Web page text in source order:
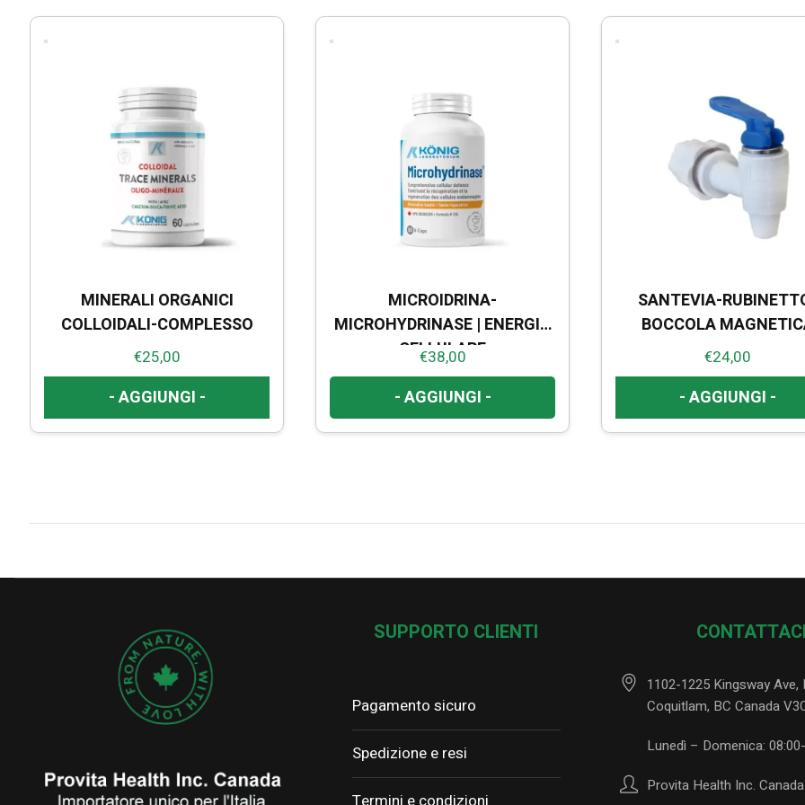
MINERALI ORGANICI
COLLOIDALI-COMPLESSO
€25,00
- AGGIUNGI -
MICROIDRINA-
MICROHYDRINASE | ENERGIA
CELLULARE
€38,00
- AGGIUNGI -
SANTEVIA-
BOCCOLA
€24,00
- AGGIUNGI -
SUPPORTO CLIENTI
Pagamento sicuro
Spedizione e resi
1102-1225 Kingsway Ave,
Coquitlam, BC Canada
Lunedì – Domenica:
Provita Health Inc. Canada